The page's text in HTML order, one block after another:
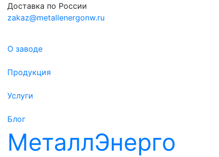
Доставка по России
zakaz@metallenergonw.ru
О заводе
Продукция
Услуги
Блог
МеталлЭнерго